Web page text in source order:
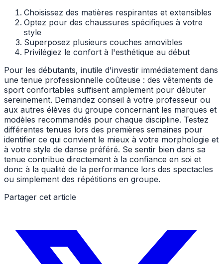
Choisissez des matières respirantes et extensibles
Optez pour des chaussures spécifiques à votre
style
Superposez plusieurs couches amovibles
Privilégiez le confort à l'esthétique au début
Pour les débutants, inutile d'investir immédiatement dans
une tenue professionnelle coûteuse : des vêtements de
sport confortables suffisent amplement pour débuter
sereinement. Demandez conseil à votre professeur ou
aux autres élèves du groupe concernant les marques et
modèles recommandés pour chaque discipline. Testez
différentes tenues lors des premières semaines pour
identifier ce qui convient le mieux à votre morphologie et
à votre style de danse préféré. Se sentir bien dans sa
tenue contribue directement à la confiance en soi et
donc à la qualité de la performance lors des spectacles
ou simplement des répétitions en groupe.
Partager cet article